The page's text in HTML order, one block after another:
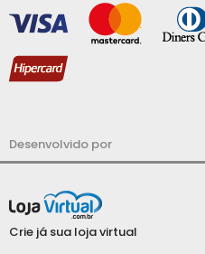
Desenvolvido por
Crie já sua loja virtual